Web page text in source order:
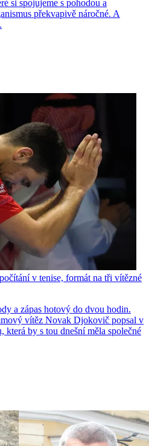
si spojujeme s pohodou a
překvapivě náročné. A
v tenise, formát na tři vítězné
a zápas hotový do dvou hodin.
vítěz Novak Djokovič popsal v
která by s tou dnešní měla společné